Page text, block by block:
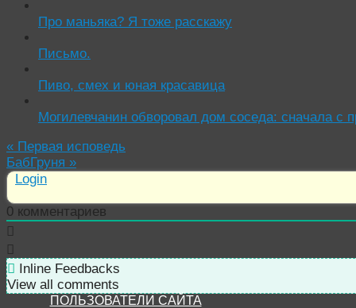
Про маньяка? Я тоже расскажу
Письмо.
Пиво, смех и юная красавица
Могилевчанин обворовал дом соседа: сначала с
« Первая исповедь
БабГруня »
Login
0 комментариев
Inline Feedbacks
View all comments
ПОЛЬЗОВАТЕЛИ САЙТА